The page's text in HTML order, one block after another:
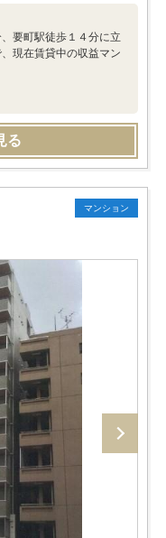
要町駅徒歩１４分に立
現在賃貸中の収益マン
る
マンション